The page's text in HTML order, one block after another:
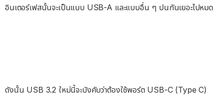
อินเตอร์เฟสนั้นจะเป็นแบบ USB-A และแบบอื่น ๆ ปนกันเยอะไปหมด
ดังนั้น USB 3.2 ใหม่นี้จะบังคับว่าต้องใช้พอร์ต USB-C (Type C)